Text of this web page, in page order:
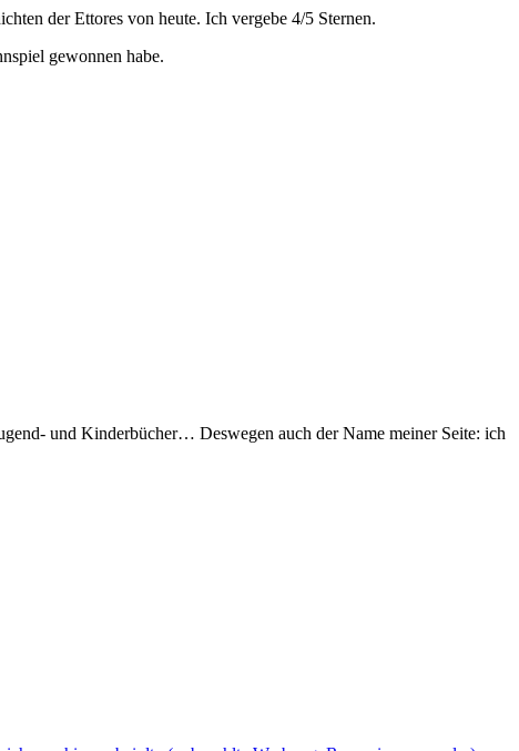
der Ettores von heute. Ich vergebe 4/5 Sternen.
gewonnen habe.
und Kinderbücher… Deswegen auch der Name meiner Seite: ich